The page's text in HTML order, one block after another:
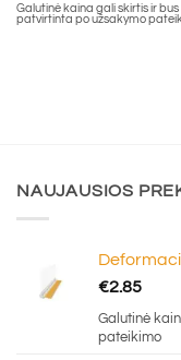
€4.80
through
Galutinė kaina gali skirtis ir bus
patvirtinta po užsakymo
NAUJAUSIOS
€2.85
Galutinė
pateikimo